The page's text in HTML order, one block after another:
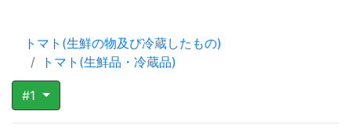
トマト(生鮮の物及び冷蔵したもの)
トマト(生鮮品・冷蔵品)
#1